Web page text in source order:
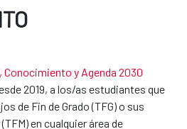
y Agenda 2030
2019, a los/as estudiantes que
de Fin de Grado (TFG) o sus
en cualquier área de